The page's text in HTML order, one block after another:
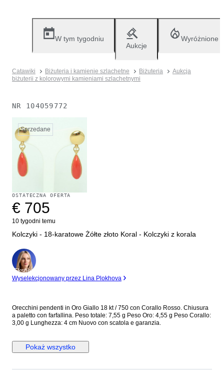
W tym tygodniu
Aukcje
Wyróżnione
Catawiki Biżuteria i kamienie szlachetne Biżuteria
Aukcja
biżuterii z kolorowymi kamieniami szlachetnymi
NR 104059772
Sprzedane
OSTATECZNA OFERTA
€ 705
10 tygodni temu
Kolczyki - 18-karatowe Żółte złoto Koral - Kolczyki z korala
Ekspert
Wyselekcjonowany przez Lina Plokhova
Orecchini pendenti in Oro Giallo 18 kt / 750 con Corallo Rosso. Chiusura
a paletto con farfallina. Peso totale: 7,55 g Peso Oro: 4,55 g Peso Corallo:
3,00 g Lunghezza: 4 cm Nuovo con scatola e garanzia.
Pokaż wszystko